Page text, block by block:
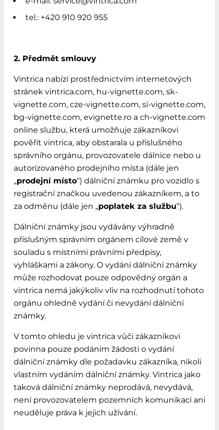
tel.: +420 910 920 955
2. Předmět smlouvy
Vintrica nabízí prostřednictvím internetových
stránek vintrica.com, hu-vignette.com, sk-
vignette.com, cze-vignette.com, si-vignette.com,
bg-vignette.com, evignette.ro a ch-vignette.com
online službu, která umožňuje zákazníkovi
pověřit vintrica, aby obstarala u příslušného
správního orgánu, provozovatele dálnice nebo u
autorizovaného prodejního místa (dále jen
„prodejní místo“) dálniční známku pro vozidlo s
registrační značkou uvedenou zákazníkem, a to
za odměnu (dále jen „poplatek za službu“).
Dálniční známky jsou vydávány výhradně
příslušným správním orgánem cílové země v
souladu s místními právními předpisy,
vyhláškami a zákony. O vydání dálniční známky
může rozhodovat pouze odpovědný orgán a
vintrica nemá jakýkoliv vliv na rozhodnutí tohoto
orgánu ohledně vydání či nevydání dálniční
známky.
V tomto ohledu je vintrica vůči zákazníkovi
povinna pouze podáním žádosti o vydání
dálniční známky dle požadavku zákazníka, nikoli
vlastním vydáním dálniční známky. Vintrica jako
taková dálniční známky neprodává, nevydává,
není provozovatelem pozemních komunikací ani
neuděluje práva k jejich užívání.